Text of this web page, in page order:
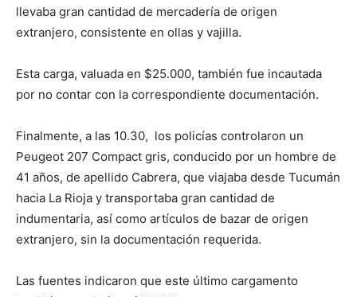
llevaba gran cantidad de mercadería de origen
extranjero, consistente en ollas y vajilla.
Esta carga, valuada en $25.000, también fue incautada
por no contar con la correspondiente documentación.
Finalmente, a las 10.30, los policías controlaron un
Peugeot 207 Compact gris, conducido por un hombre de
41 años, de apellido Cabrera, que viajaba desde Tucumán
hacia La Rioja y transportaba gran cantidad de
indumentaria, así como artículos de bazar de origen
extranjero, sin la documentación requerida.
Las fuentes indicaron que este último cargamento